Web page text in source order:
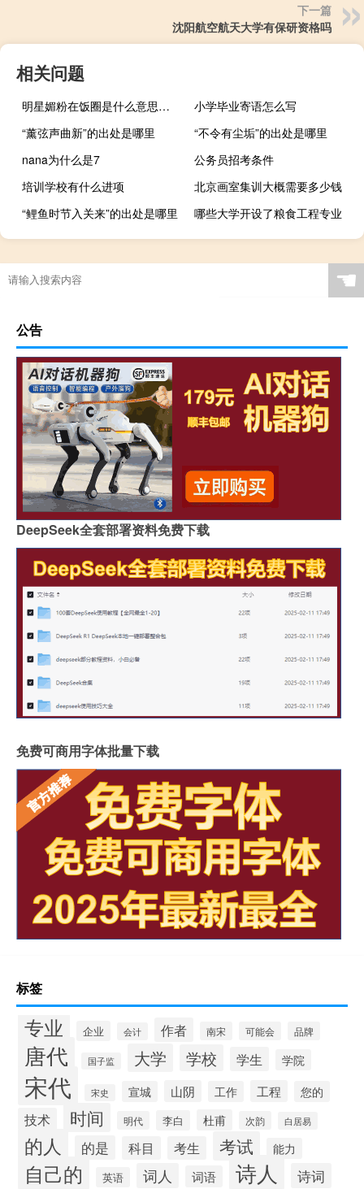
下一篇
沈阳航空航天大学有保研资格吗
相关问题
明星媚粉在饭圈是什么意思什么梗
小学毕业寄语怎么写
“薰弦声曲新”的出处是哪里
“不令有尘垢”的出处是哪里
nana为什么是7
公务员招考条件
培训学校有什么进项
北京画室集训大概需要多少钱
“鲤鱼时节入关来”的出处是哪里
哪些大学开设了粮食工程专业
☚
公告
DeepSeek全套部署资料免费下载
免费可商用字体批量下载
标签
专业 企业 会计 作者 南宋 可能会 品牌
唐代 国子监 大学 学校 学生 学院
宋代 宋史 宣城 山阴 工作 工程 您的
技术 时间 明代 李白 杜甫 次韵 白居易
的人 的是 科目 考生 考试 能力
自己的 英语 词人 词语 诗人 诗词